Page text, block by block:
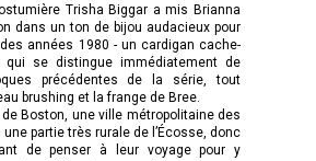
Trisha Biggar a mis Brianna
dans un ton de bijou audacieux pour
des années 1980 - un cardigan cache-
se distingue immédiatement de
précédentes de la série, tout
brushing et la frange de Bree.
Boston, une ville métropolitaine des
une partie très rurale de l’Écosse, donc
de penser à leur voyage pour y